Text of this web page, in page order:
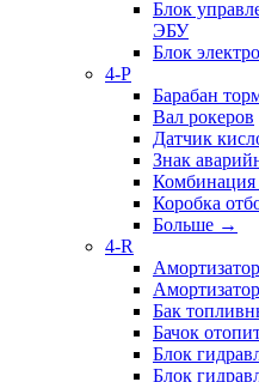
Блок
ЭБУ
Блок
4-P
Барабан
Вал рокеров
Датчик
Знак
Комбинация
Коробка
Больше →
4-R
Амортизатор
Бак
Бачок
Блок
Блок